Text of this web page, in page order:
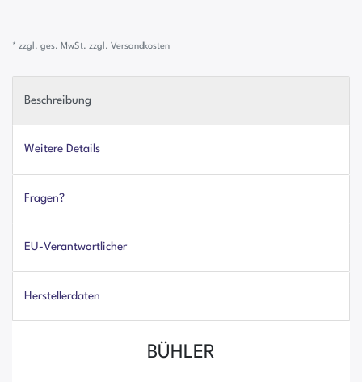
* zzgl. ges. MwSt. zzgl. Versandkosten
Beschreibung
Weitere Details
Fragen?
EU-Verantwortlicher
Herstellerdaten
BÜHLER